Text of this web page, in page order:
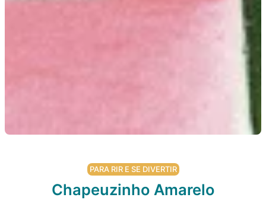
PARA RIR E SE DIVERTIR
Chapeuzinho Amarelo